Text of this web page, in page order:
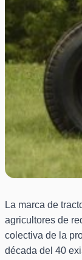
La marca de
agricultores de
colectiva de la
década del 40